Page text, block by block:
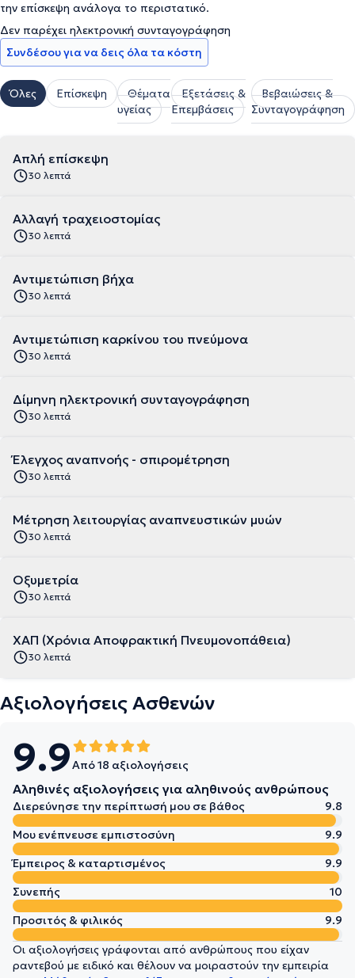
την επίσκεψη ανάλογα το περιστατικό.
Δεν παρέχει ηλεκτρονική συνταγογράφηση
Συνδέσου για να δεις όλα τα κόστη
Όλες Επίσκεψη
Θέματα
υγείας
Εξετάσεις &
Επεμβάσεις
Βεβαιώσεις &
Συνταγογράφηση
Απλή επίσκεψη
30 λεπτά
Αλλαγή τραχειοστομίας
30 λεπτά
Αντιμετώπιση βήχα
30 λεπτά
Αντιμετώπιση καρκίνου του πνεύμονα
30 λεπτά
Δίμηνη ηλεκτρονική συνταγογράφηση
30 λεπτά
Έλεγχος αναπνοής - σπιρομέτρηση
30 λεπτά
Μέτρηση λειτουργίας αναπνευστικών μυών
30 λεπτά
Οξυμετρία
30 λεπτά
ΧΑΠ (Χρόνια Αποφρακτική Πνευμονοπάθεια)
30 λεπτά
Αξιολογήσεις Ασθενών
9.9Από 18 αξιολογήσεις
Αληθινές αξιολογήσεις για αληθινούς ανθρώπους
Διερεύνησε την περίπτωσή μου σε βάθος
9.8
Μου ενέπνευσε εμπιστοσύνη
9.9
Έμπειρος & καταρτισμένος
9.9
Συνεπής
10
Προσιτός & φιλικός
9.9
Οι αξιολογήσεις γράφονται από ανθρώπους που είχαν
ραντεβού με ειδικό και θέλουν να μοιραστούν την εμπειρία